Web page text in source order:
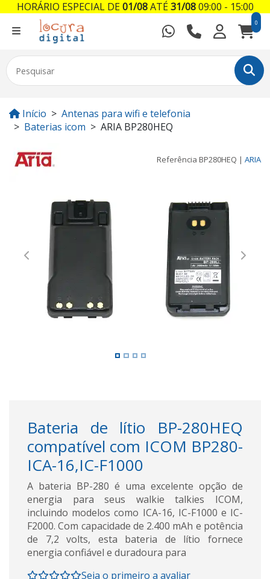
0
Início
Antenas para wifi e telefonia
Baterias icom
ARIA BP280HEQ
Referência BP280HEQ | ARIA
Previous Next
Bateria de lítio BP-280HEQ
compatível com ICOM BP280-
ICA-16,IC-F1000
A bateria BP-280 é uma excelente opção de
energia para seus walkie talkies ICOM,
incluindo modelos como ICA-16, IC-F1000 e IC-
F2000. Com capacidade de 2.400 mAh e potência
de 7,2 volts, esta bateria de lítio fornece
energia confiável e duradoura para
Seja o primeiro a avaliar
HORÁRIO ESPECIAL DE01/08ATÉ31/0809:00 - 15:00